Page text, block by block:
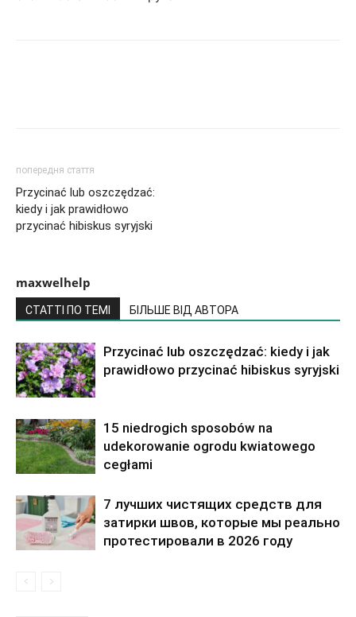
попередня стаття
Przycinać lub oszczędzać:
kiedy i jak prawidłowo
przycinać hibiskus syryjski
maxwelhelp
СТАТТІ ПО ТЕМІ БІЛЬШЕ ВІД АВТОРА
Przycinać lub oszczędzać: kiedy i jak
prawidłowo przycinać hibiskus syryjski
15 niedrogich sposobów na
udekorowanie ogrodu kwiatowego
cegłami
7 лучших чистящих средств для
затирки швов, которые мы реально
протестировали в 2026 году